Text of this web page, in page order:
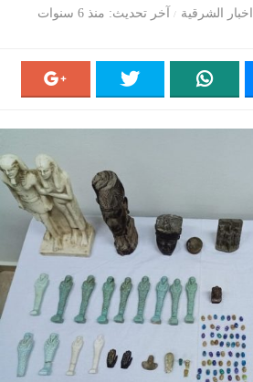
اخبار الشرقية آخر تحديث منذ 6 سنوات